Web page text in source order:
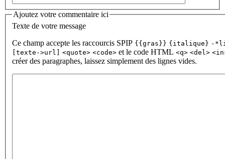
Ajoutez votre commentaire ici
Texte de votre message
Ce champ accepte les raccourcis SPIP {{gras}} {italique} -
[texte->url]
<quote> <code> et le code HTML <q> <del>
créer des paragraphes, laissez simplement des lignes vides.